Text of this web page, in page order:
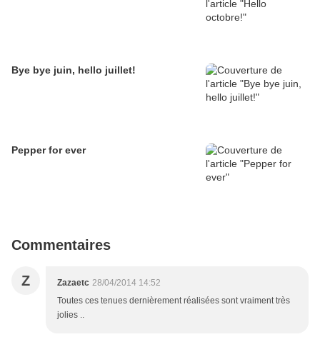
Bye bye juin, hello juillet!
Pepper for ever
Commentaires
Z Zazaetc 28/04/2014 14:52
Toutes ces tenues dernièrement réalisées sont vraiment très
jolies ..